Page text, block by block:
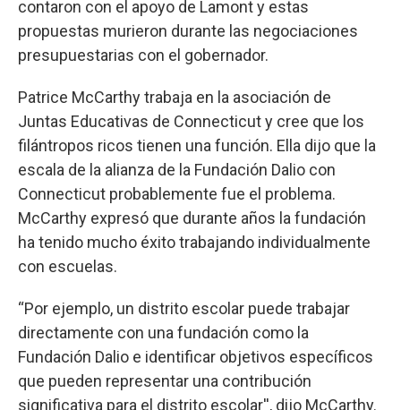
contaron con el apoyo de Lamont y estas
propuestas murieron durante las negociaciones
presupuestarias con el gobernador.
Patrice McCarthy trabaja en la asociación de
Juntas Educativas de Connecticut y cree que los
filántropos ricos tienen una función. Ella dijo que la
escala de la alianza de la Fundación Dalio con
Connecticut probablemente fue el problema.
McCarthy expresó que durante años la fundación
ha tenido mucho éxito trabajando individualmente
con escuelas.
“Por ejemplo, un distrito escolar puede trabajar
directamente con una fundación como la
Fundación Dalio e identificar objetivos específicos
que pueden representar una contribución
significativa para el distrito escolar'', dijo McCarthy.